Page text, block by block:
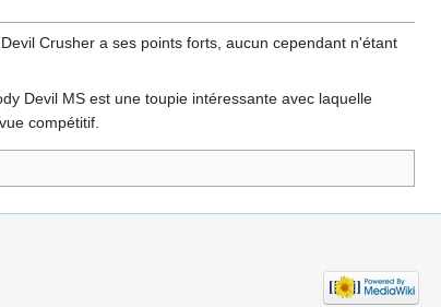
Crusher a ses points forts, aucun cependant n'étant
Devil MS est une toupie intéressante avec laquelle
compétitif.